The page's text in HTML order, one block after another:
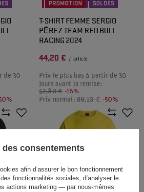
de 30
PROMOTION SOLDES
T-SHIRT FEMME SERGIO
PÉREZ TEAM RED BULL
RACING 2024
44,20 € / article
Prix le plus bas à partir de 30
jours avant la remise:
52,80 € -16%
Prix normal: 88,10 € -50%
consentements
afin d’assurer le bon fonctionnement
fonctionnalités sociales, d’analyser le
actions marketing — par nous-mêmes